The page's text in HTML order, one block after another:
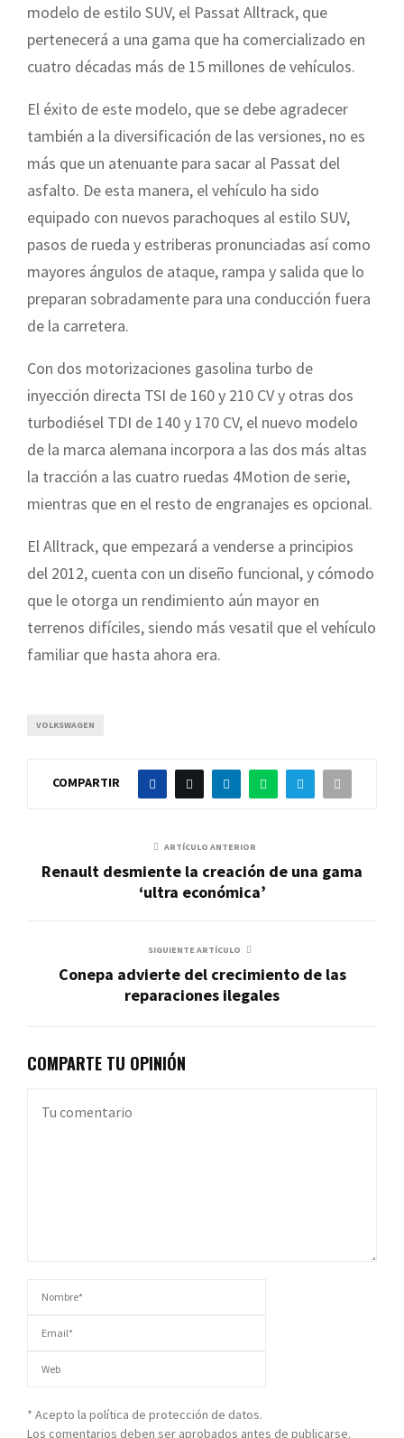
modelo de estilo SUV, el Passat Alltrack, que
pertenecerá a una gama que ha comercializado en
cuatro décadas más de 15 millones de vehículos.
El éxito de este modelo, que se debe agradecer
también a la diversificación de las versiones, no es
más que un atenuante para sacar al Passat del
asfalto. De esta manera, el vehículo ha sido
equipado con nuevos parachoques al estilo SUV,
pasos de rueda y estriberas pronunciadas así como
mayores ángulos de ataque, rampa y salida que lo
preparan sobradamente para una conducción fuera
de la carretera.
Con dos motorizaciones gasolina turbo de
inyección directa TSI de 160 y 210 CV y otras dos
turbodiésel TDI de 140 y 170 CV, el nuevo modelo
de la marca alemana incorpora a las dos más altas
la tracción a las cuatro ruedas 4Motion de serie,
mientras que en el resto de engranajes es opcional.
El Alltrack, que empezará a venderse a principios
del 2012, cuenta con un diseño funcional, y cómodo
que le otorga un rendimiento aún mayor en
terrenos difíciles, siendo más vesatil que el vehículo
familiar que hasta ahora era.
VOLKSWAGEN
COMPARTIR
ARTÍCULO ANTERIOR
Renault desmiente la creación de una gama
‘ultra económica’
SIGUIENTE ARTÍCULO
Conepa advierte del crecimiento de las
reparaciones ilegales
COMPARTE TU OPINIÓN
* Acepto la política de protección de datos.
Los comentarios deben ser aprobados antes de publicarse.